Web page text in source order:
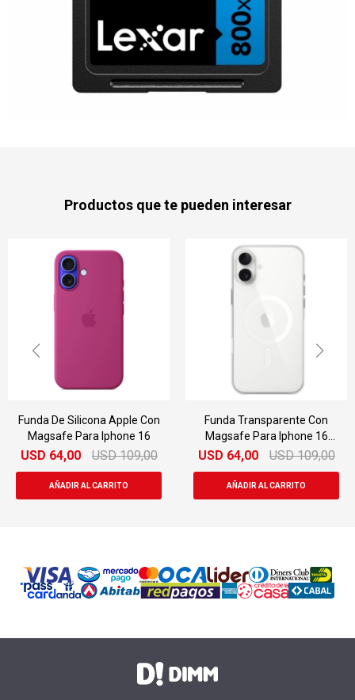
Productos que te pueden interesar
Funda Transparente Con
Magsafe Para Iphone 16
Plus
USD 64,00 USD 109,00
Caragador Inalámbrico Apple
Magsafe Cable 2 M
USD 75,00 USD 89,00